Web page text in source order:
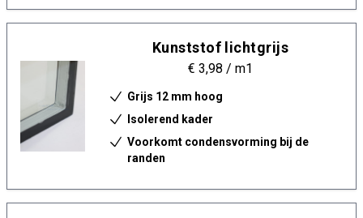
Kunststof lichtgrijs
€ 3,98 / m1
Grijs 12 mm hoog
Isolerend kader
Voorkomt condensvorming bij de
randen